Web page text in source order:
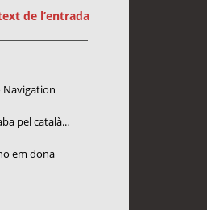
de l’entrada
Navigation
pel català...
em dona